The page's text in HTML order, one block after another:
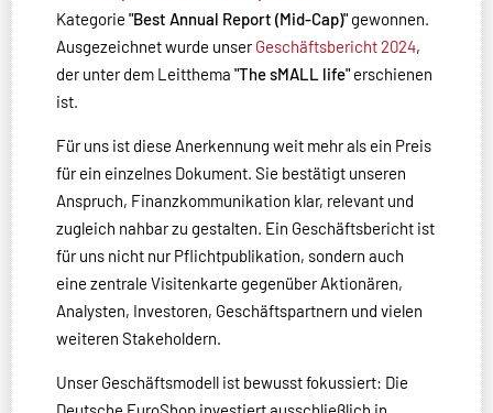
Kategorie "Best Annual Report (Mid-Cap)" gewonnen.
Ausgezeichnet wurde unserGeschäftsbericht 2024,
der unter dem Leitthema "The sMALL life" erschienen
ist.
Für uns ist diese Anerkennung weit mehr als ein Preis
für ein einzelnes Dokument. Sie bestätigt unseren
Anspruch, Finanzkommunikation klar, relevant und
zugleich nahbar zu gestalten. Ein Geschäftsbericht ist
für uns nicht nur Pflichtpublikation, sondern auch
eine zentrale Visitenkarte gegenüber Aktionären,
Analysten, Investoren, Geschäftspartnern und vielen
weiteren Stakeholdern.
Unser Geschäftsmodell ist bewusst fokussiert: Die